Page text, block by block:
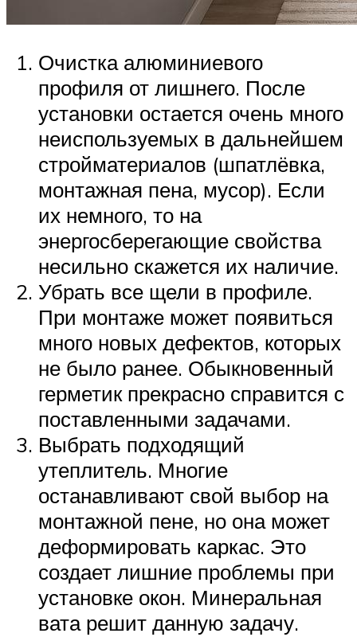
Очистка алюминиевого
профиля от лишнего. После
установки остается очень много
неиспользуемых в дальнейшем
стройматериалов (шпатлёвка,
монтажная пена, мусор). Если
их немного, то на
энергосберегающие свойства
несильно скажется их наличие.
Убрать все щели в профиле.
При монтаже может появиться
много новых дефектов, которых
не было ранее. Обыкновенный
герметик прекрасно справится с
поставленными задачами.
Выбрать подходящий
утеплитель. Многие
останавливают свой выбор на
монтажной пене, но она может
деформировать каркас. Это
создает лишние проблемы при
установке окон. Минеральная
вата решит данную задачу.